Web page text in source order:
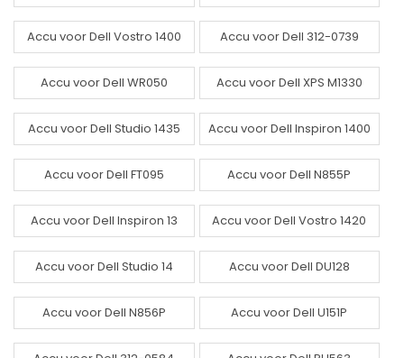
Accu voor Dell Vostro 1400 Accu voor Dell 312-0739
Accu voor Dell WR050 Accu voor Dell XPS M1330
Accu voor Dell Studio 1435 Accu voor Dell Inspiron 1400
Accu voor Dell FT095 Accu voor Dell N855P
Accu voor Dell Inspiron 13 Accu voor Dell Vostro 1420
Accu voor Dell Studio 14 Accu voor Dell DU128
Accu voor Dell N856P Accu voor Dell U151P